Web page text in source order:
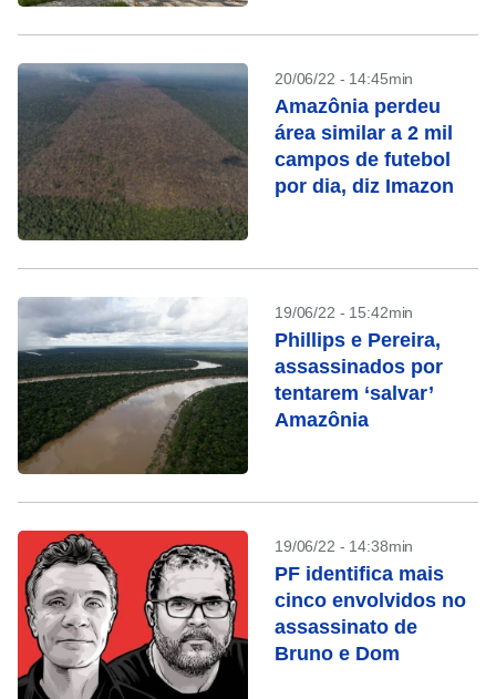
20/06/22 - 14:45min
Amazônia perdeu
área similar a 2 mil
campos de futebol
por dia, diz Imazon
19/06/22 - 15:42min
Phillips e Pereira,
assassinados por
tentarem ‘salvar’
Amazônia
19/06/22 - 14:38min
PF identifica mais
cinco envolvidos no
assassinato de
Bruno e Dom